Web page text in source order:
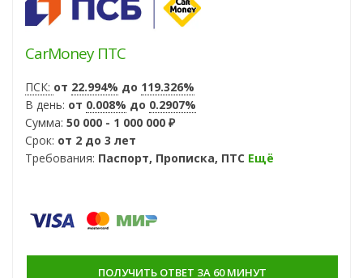
CarMoney ПТС
ПСК: от 22.994% до 119.326%
В день: от 0.008% до 0.2907%
Сумма: 50 000 - 1 000 000 ₽
Срок: от 2 до 3 лет
Требования: Паспорт, Прописка, ПТС Ещё
ПОЛУЧИТЬ ОТВЕТ ЗА 60 МИНУТ